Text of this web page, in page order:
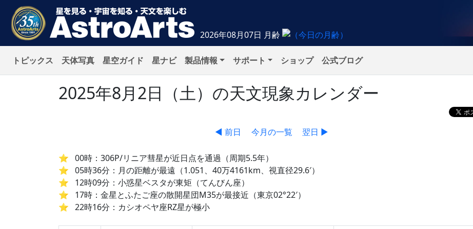
2026年08月07日 月齢
トピックス 天体写真 星空ガイド 星ナビ 製品情報 サポート ショップ 公式ブログ
2025年8月2日（土）の天文現象カレンダー
◀ 前日 今月の一覧 翌日 ▶
00時：306P/リニア彗星が近日点を通過（周期5.5年）
05時36分：月の距離が最遠（1.051、40万4161km、視直径29.6′）
12時09分：小惑星ベスタが東矩（てんびん座）
17時：金星とふたご座の散開星団M35が最接近（東京02°22′）
22時16分：カシオペヤ座RZ星が極小